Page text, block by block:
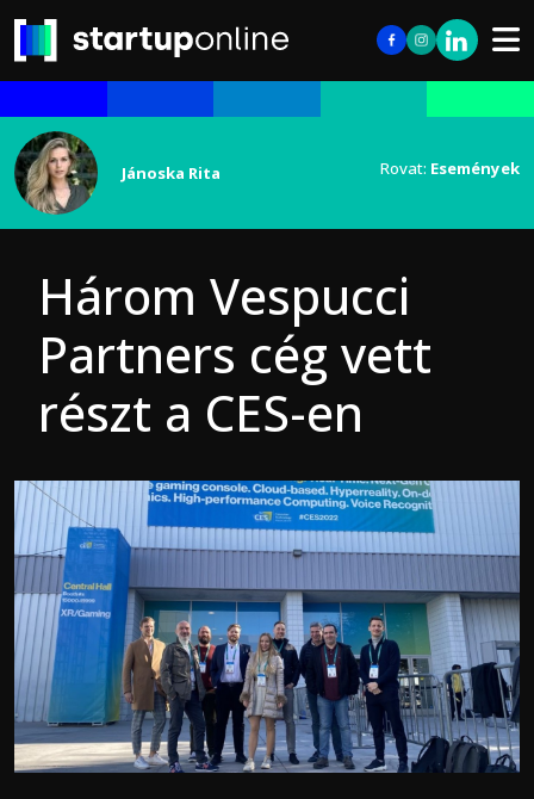
Jánoska Rita Rovat: Események
Három Vespucci
Partners cég vett
részt a CES-en